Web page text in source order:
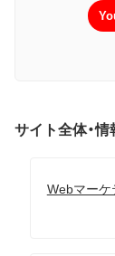
サイト全体・
Webマーケ